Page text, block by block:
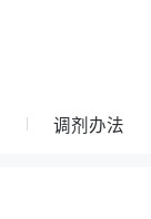
调剂办法